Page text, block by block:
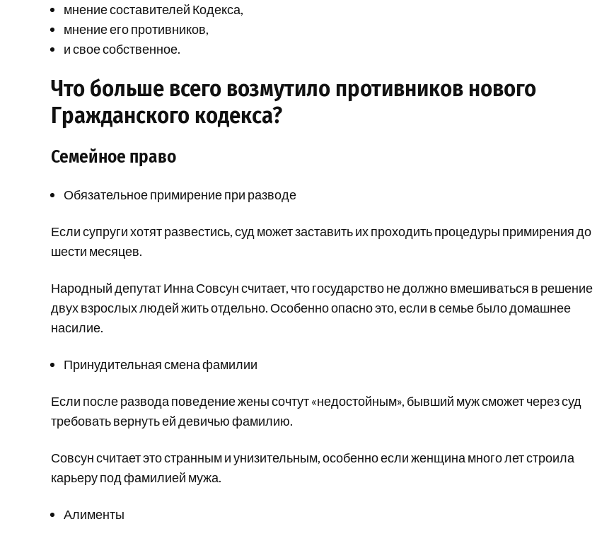
мнение составителей Кодекса,
мнение его противников,
и свое собственное.
Что больше всего возмутило противников нового
Гражданского кодекса?
Семейное право
Обязательное примирение при разводе
Если супруги хотят развестись, суд может заставить их проходить процедуры примирения до
шести месяцев.
Народный депутат Инна Совсун считает, что государство не должно вмешиваться в решение
двух взрослых людей жить отдельно. Особенно опасно это, если в семье было домашнее
насилие.
Принудительная смена фамилии
Если после развода поведение жены сочтут «недостойным», бывший муж сможет через суд
требовать вернуть ей девичью фамилию.
Совсун считает это странным и унизительным, особенно если женщина много лет строила
карьеру под фамилией мужа.
Алименты